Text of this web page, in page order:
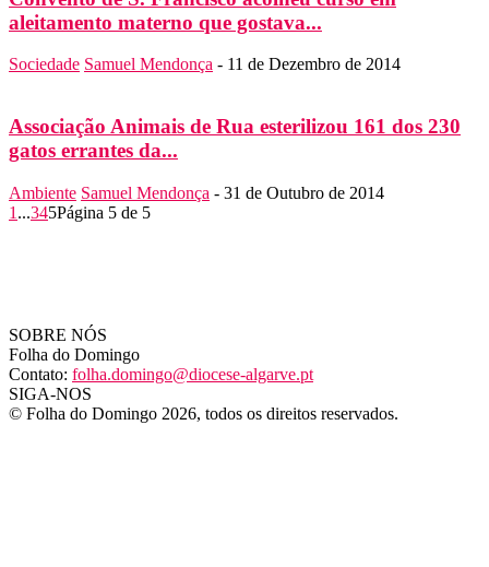
aleitamento materno que gostava...
Sociedade Samuel Mendonça - 11 de Dezembro de 2014
Associação Animais de Rua esterilizou 161 dos 230
gatos errantes da...
Ambiente Samuel Mendonça - 31 de Outubro de 2014
1 ...345Página 5 de 5
SOBRE NÓS
Folha do Domingo
Contato: folha.domingo@diocese-algarve.pt
SIGA-NOS
© Folha do Domingo 2026, todos os direitos reservados.